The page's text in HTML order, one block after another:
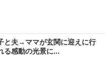
と夫→ママが玄関に迎えに行
感動の光景に...